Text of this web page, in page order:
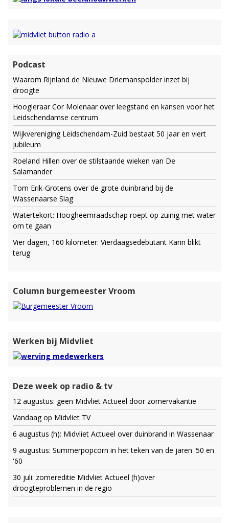
Podcast
Waarom Rijnland de Nieuwe Driemanspolder inzet bij
droogte
Hoogleraar Cor Molenaar over leegstand en kansen voor het
Leidschendamse centrum
Wijkvereniging Leidschendam-Zuid bestaat 50 jaar en viert
jubileum
Roeland Hillen over de stilstaande wieken van De
Salamander
Tom Erik-Grotens over de grote duinbrand bij de
Wassenaarse Slag
Watertekort: Hoogheemraadschap roept op zuinig met water
om te gaan
Vier dagen, 160 kilometer: Vierdaagsedebutant Karin blikt
terug
Column burgemeester Vroom
Werken bij Midvliet
Deze week op radio & tv
12 augustus: geen Midvliet Actueel door zomervakantie
Vandaag op Midvliet TV
6 augustus (h): Midvliet Actueel over duinbrand in Wassenaar
9 augustus: Summerpopcorn in het teken van de jaren '50 en
'60
30 juli: zomereditie Midvliet Actueel (h)over
droogteproblemen in de regio